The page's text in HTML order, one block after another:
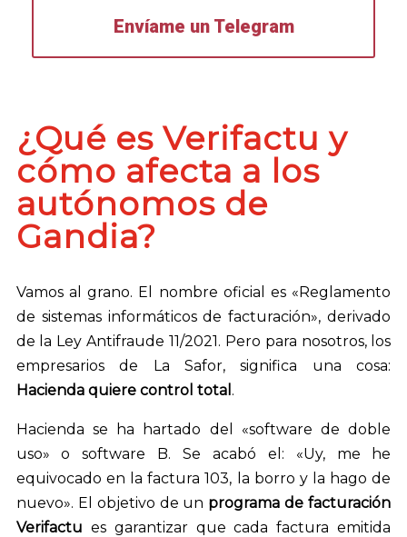
Envíame un Telegram
¿Qué es Verifactu y
cómo afecta a los
autónomos de
Gandia?
Vamos al grano. El nombre oficial es «Reglamento
de sistemas informáticos de facturación», derivado
de la Ley Antifraude 11/2021. Pero para nosotros, los
empresarios de La Safor, significa una cosa:
Hacienda quiere control total .
Hacienda se ha hartado del «software de doble
uso» o software B. Se acabó el: «Uy, me he
equivocado en la factura 103, la borro y la hago de
nuevo». El objetivo de un programa de facturación
Verifactu es garantizar que cada factura emitida